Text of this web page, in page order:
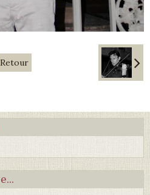
Retour